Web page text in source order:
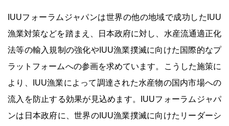
IUUフォーラムジャパンは世界の他の地域で成功したIUU
漁業対策などを踏まえ、日本政府に対し、水産流通適正化
法等の輸入規制の強化やIUU漁業撲滅に向けた国際的なプ
ラットフォームへの参画を求めています。こうした施策に
より、IUU漁業によって調達された水産物の国内市場への
流入を防止する効果が見込めます。IUUフォーラムジャパ
ンは日本政府に、世界のIUU漁業撲滅に向けたリーダーシ